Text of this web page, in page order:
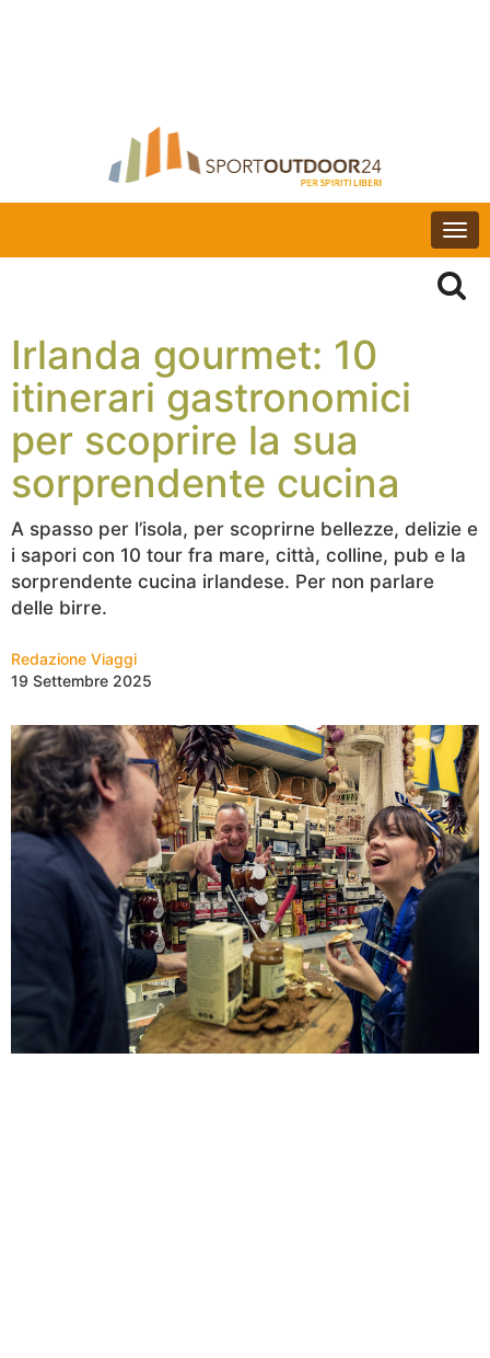
Irlanda gourmet: 10
itinerari gastronomici
per scoprire la sua
sorprendente cucina
A spasso per l’isola, per scoprirne bellezze, delizie e
i sapori con 10 tour fra mare, città, colline, pub e la
sorprendente cucina irlandese. Per non parlare
delle birre.
Redazione Viaggi
19 Settembre 2025